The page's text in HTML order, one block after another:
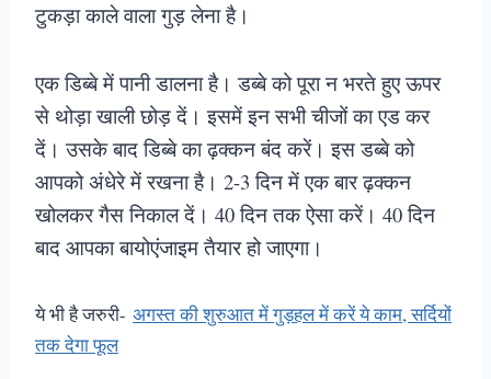
टुकड़ा काले वाला गुड़ लेना है।
एक डिब्बे में पानी डालना है। डब्बे को पूरा न भरते हुए ऊपर
से थोड़ा खाली छोड़ दें। इसमें इन सभी चीजों का एड कर
दें। उसके बाद डिब्बे का ढ़क्कन बंद करें। इस डब्बे को
आपको अंधेरे में रखना है। 2-3 दिन में एक बार ढ़क्कन
खोलकर गैस निकाल दें। 40 दिन तक ऐसा करें। 40 दिन
बाद आपका बायोएंजाइम तैयार हो जाएगा।
ये भी है जरुरी- अगस्त की शुरुआत में गुड़हल में करें ये काम, सर्दियों
तक देगा फूल